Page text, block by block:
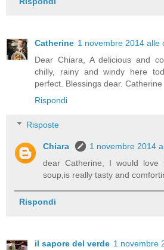
Catherine 1 novembre 2014 alle
Dear Chiara, A delicious and
chilly, rainy and windy here
perfect. Blessings dear. Catherine
Rispondi
Risposte
Chiara
1 novembre 2014
dear Catherine, I would
soup,is really tasty and
Rispondi
il sapore del verde 1 novembre